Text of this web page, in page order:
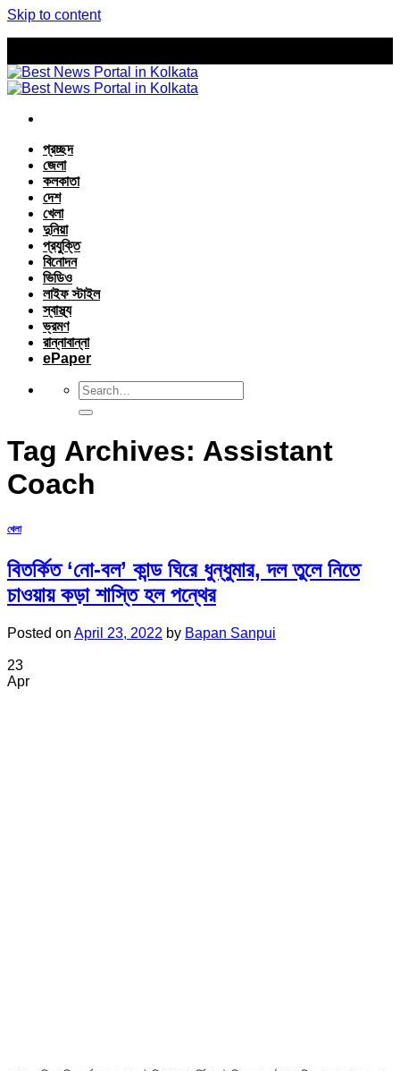
Skip to content
প্রচ্ছদ
জেলা
কলকাতা
দেশ
খেলা
দুনিয়া
প্রযুক্তি
বিনোদন
ভিডিও
লাইফ স্টাইল
স্বাস্থ্য
ভ্রমণ
রান্নাবান্না
ePaper
Tag Archives: Assistant
Coach
খেলা
বিতর্কিত ‘নো-বল’ কান্ড ঘিরে ধুন্ধুমার, দল তুলে নিতে
চাওয়ায় কড়া শাস্তি হল পন্থের
Posted on April 23, 2022 by Bapan Sanpui
23
Apr